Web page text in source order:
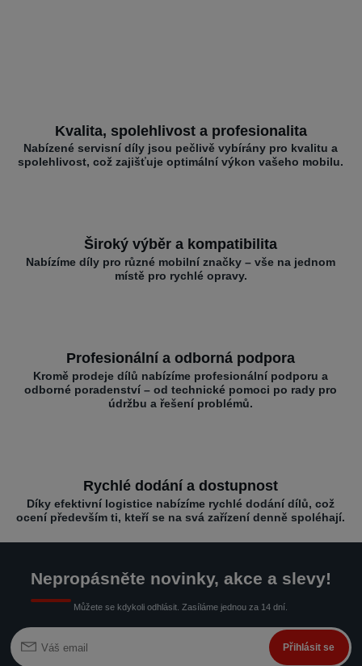
Kvalita, spolehlivost a profesionalita
Nabízené servisní díly jsou pečlivě vybírány pro kvalitu a
spolehlivost, což zajišťuje optimální výkon vašeho mobilu.
Široký výběr a kompatibilita
Nabízíme díly pro různé mobilní značky – vše na jednom
místě pro rychlé opravy.
Profesionální a odborná podpora
Kromě prodeje dílů nabízíme profesionální podporu a
odborné poradenství – od technické pomoci po rady pro
údržbu a řešení problémů.
Rychlé dodání a dostupnost
Díky efektivní logistice nabízíme rychlé dodání dílů, což
ocení především ti, kteří se na svá zařízení denně spoléhají.
Nepropásněte novinky, akce a slevy!
Můžete se kdykoli odhlásit. Zasíláme jednou za 14 dní.
Přihlásit se